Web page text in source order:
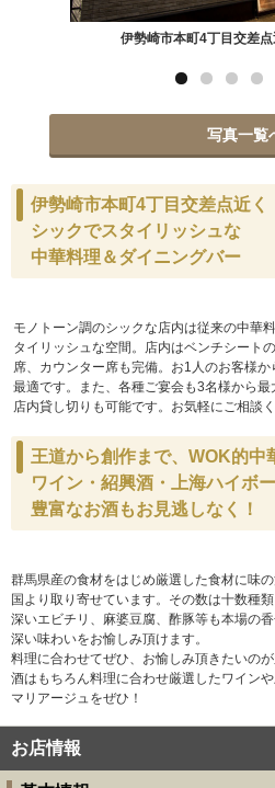
伊勢崎市本町4丁目交差
写真一覧
伊勢崎市本町4丁目交差点近く
シックでスタイリッシュな
中華料理＆ダイニングバー
モノトーン調のシックな店内は従来の中華
タイリッシュな空間。店内はベンチシート
席、カウンター席も完備。お1人のお客様
最適です。また、各種ご宴会も3名様から
店内貸し切りも可能です。お気軽にご相談く
王道から創作まで、WOK的中
ワイン・紹興酒・上海ハイボ
豊富なお酒もお見逃しなく！
群馬県産の食材をはじめ厳選した食材に味
国より取り寄せています。その数は十数種
深いエビチリ、麻婆豆腐、酢豚等も本場の
深い味わいをお愉しみ頂けます。
料理に合わせてぜひ、お愉しみ頂きたいの
酒はもちろん料理に合わせ厳選したワイン
マリアージュをぜひ！
お店情報